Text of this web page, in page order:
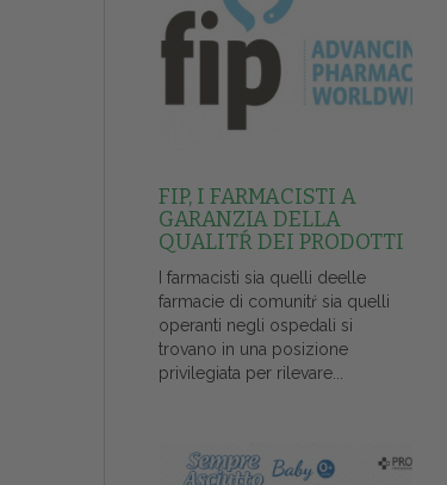
FIP, I FARMACISTI A
GARANZIA DELLA
QUALITŔ DEI PRODOTTI
I farmacisti sia quelli deelle
farmacie di comunitŕ sia quelli
operanti negli ospedali si
trovano in una posizione
privilegiata per rilevare...